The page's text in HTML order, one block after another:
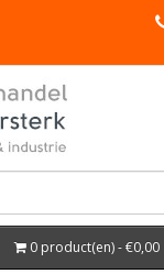
0 product(en) - €0,00